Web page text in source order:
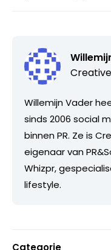
Willemijn Vader
sinds 2006 social
binnen PR. Ze is
eigenaar van
Whizpr,
lifestyle.
Categorie